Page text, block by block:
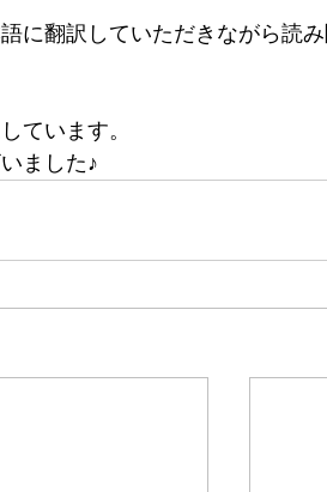
に翻訳していただきながら読
ています。
ました♪